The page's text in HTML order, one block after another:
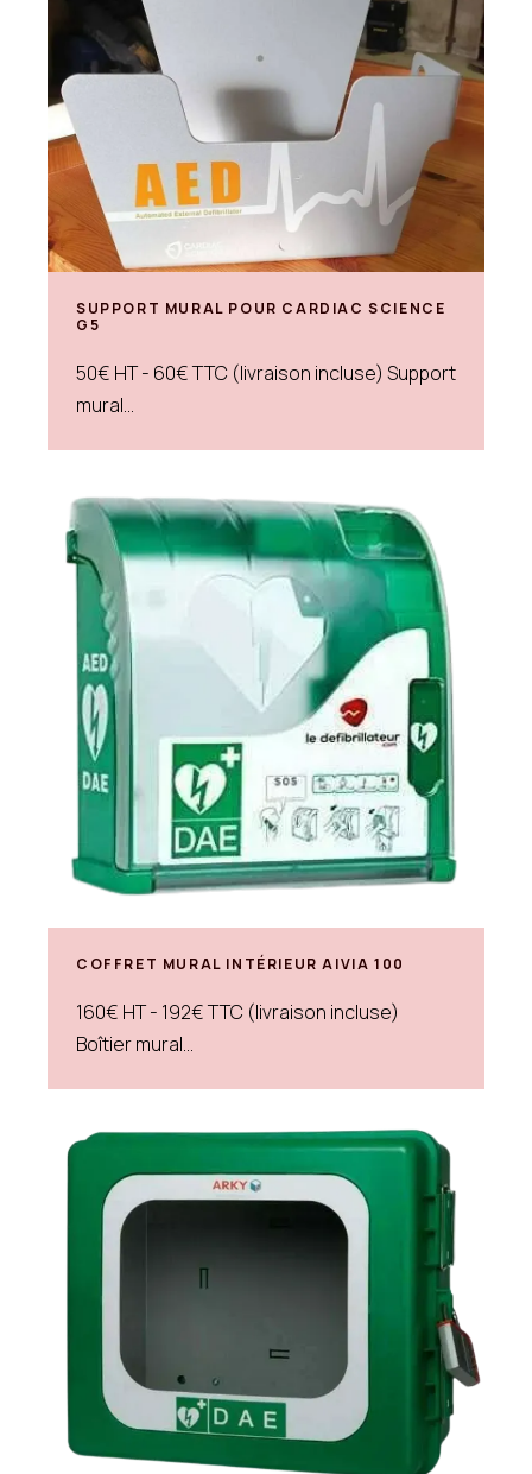
SUPPORT MURAL POUR CARDIAC SCIENCE
G5
50€ HT - 60€ TTC (livraison incluse) Support
mural...
COFFRET MURAL INTÉRIEUR AIVIA 100
160€ HT - 192€ TTC (livraison incluse)
Boîtier mural...